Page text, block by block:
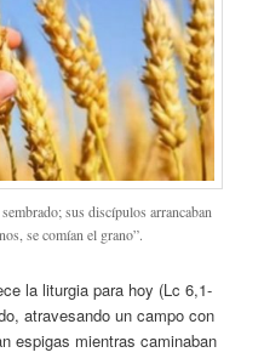
sus discípulos arrancaban
se comían el grano”.
la liturgia para hoy (Lc 6,1-
atravesando un campo con
espigas mientras caminaban